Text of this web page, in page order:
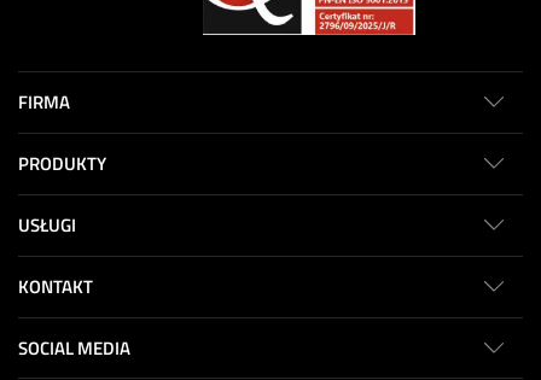
FIRMA
PRODUKTY
USŁUGI
KONTAKT
SOCIAL MEDIA